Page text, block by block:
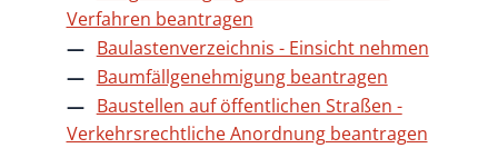
Verfahren beantragen
Baulastenverzeichnis - Einsicht nehmen
Baumfällgenehmigung beantragen
Baustellen auf öffentlichen Straßen -
Verkehrsrechtliche Anordnung beantragen